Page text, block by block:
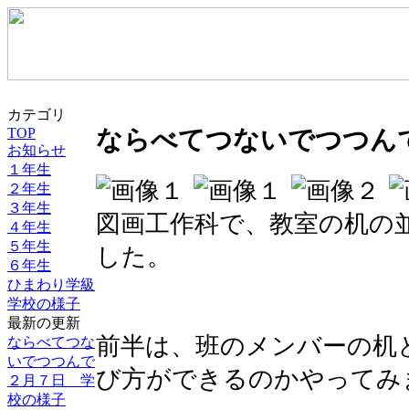
カテゴリ
TOP
お知らせ
１年生
２年生
３年生
４年生
５年生
６年生
ひまわり学級
学校の様子
最新の更新
ならべてつな
いでつつんで
２月７日 学
校の様子
ならべてつないでつつん
図画工作科で、教室の机
した。
前半は、班のメンバーの
び方ができるのかやってみ